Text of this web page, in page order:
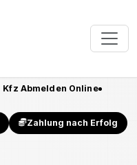
Kfz Abmelden Online
Zahlung nach Erfolg